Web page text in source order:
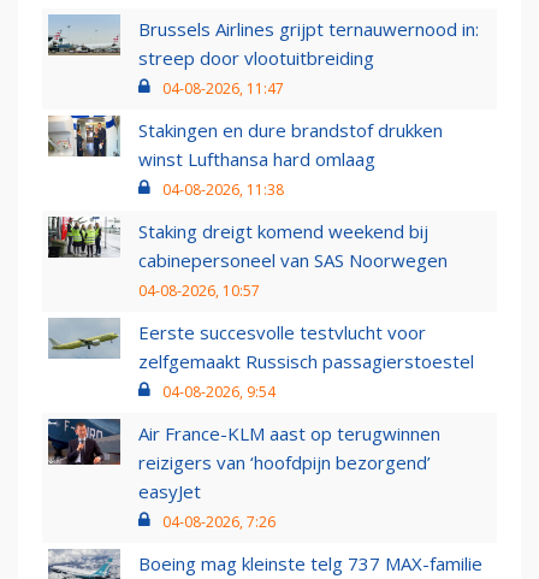
Brussels Airlines grijpt ternauwernood in:
streep door vlootuitbreiding
04-08-2026, 11:47
Stakingen en dure brandstof drukken
winst Lufthansa hard omlaag
04-08-2026, 11:38
Staking dreigt komend weekend bij
cabinepersoneel van SAS Noorwegen
04-08-2026, 10:57
Eerste succesvolle testvlucht voor
zelfgemaakt Russisch passagierstoestel
04-08-2026, 9:54
Air France-KLM aast op terugwinnen
reizigers van ‘hoofdpijn bezorgend’
easyJet
04-08-2026, 7:26
Boeing mag kleinste telg 737 MAX-familie